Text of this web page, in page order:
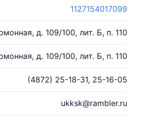
1127154017099
д. 109/100, лит. Б, п. 110
д. 109/100, лит. Б, п. 110
(4872) 25-18-31, 25-16-05
ukksk@rambler.ru